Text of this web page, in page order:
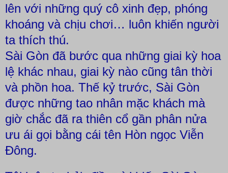
lên với những quý cô xinh đẹp, phóng
khoáng và chịu chơi… luôn khiến người
ta thích thú.
Sài Gòn đã bước qua những giai kỳ hoa
lệ khác nhau, giai kỳ nào cũng tân thời
và phồn hoa. Thế kỷ trước, Sài Gòn
được những tao nhân mặc khách mà
giờ chắc đã ra thiên cổ gần phân nửa
ưu ái gọi bằng cái tên Hòn ngọc Viễn
Đông.